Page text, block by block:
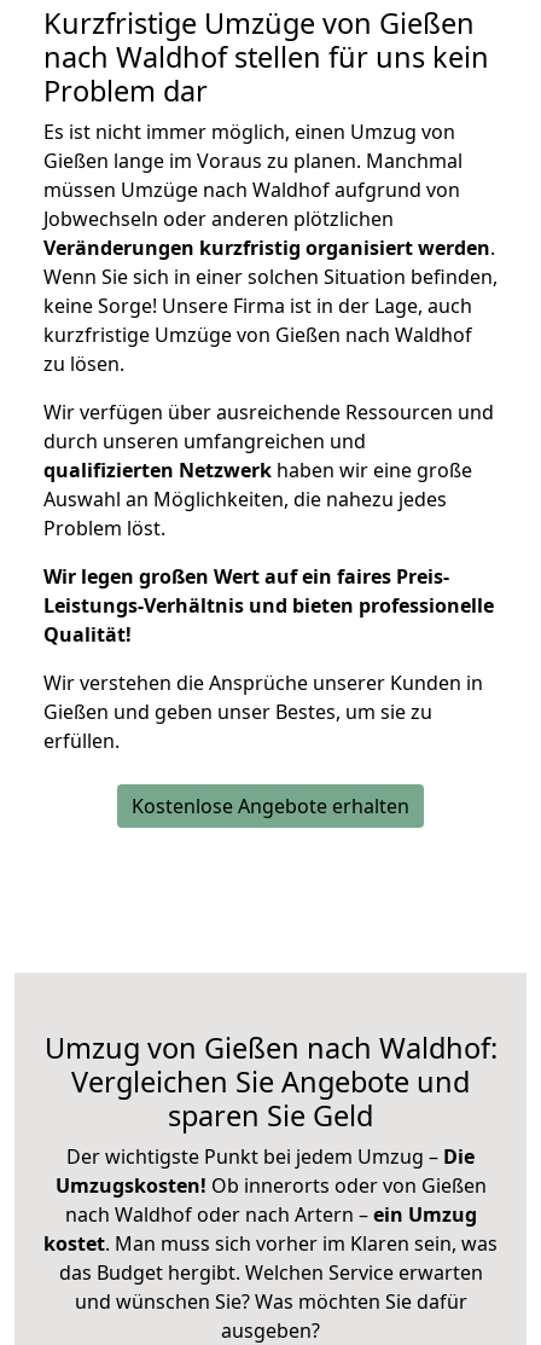
Kurzfristige Umzüge von Gießen
nach Waldhof stellen für uns kein
Problem dar
Es ist nicht immer möglich, einen Umzug von
Gießen lange im Voraus zu planen. Manchmal
müssen Umzüge nach Waldhof aufgrund von
Jobwechseln oder anderen plötzlichen
Veränderungen kurzfristig organisiert werden.
Wenn Sie sich in einer solchen Situation befinden,
keine Sorge! Unsere Firma ist in der Lage, auch
kurzfristige Umzüge von Gießen nach Waldhof
zu lösen.
Wir verfügen über ausreichende Ressourcen und
durch unseren umfangreichen und
qualifizierten Netzwerk haben wir eine große
Auswahl an Möglichkeiten, die nahezu jedes
Problem löst.
Wir legen großen Wert auf ein faires Preis-
Leistungs-Verhältnis und bieten professionelle
Qualität!
Wir verstehen die Ansprüche unserer Kunden in
Gießen und geben unser Bestes, um sie zu
erfüllen.
Kostenlose Angebote erhalten
Umzug von Gießen nach Waldhof:
Vergleichen Sie Angebote und
sparen Sie Geld
Der wichtigste Punkt bei jedem Umzug – Die
Umzugskosten! Ob innerorts oder von Gießen
nach Waldhof oder nach Artern –ein Umzug
kostet. Man muss sich vorher im Klaren sein, was
das Budget hergibt. Welchen Service erwarten
und wünschen Sie? Was möchten Sie dafür
ausgeben?